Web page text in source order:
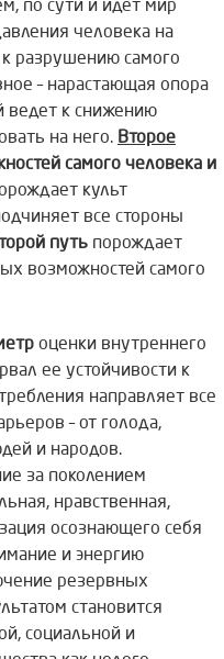
по сути и идет мир
человека на
к разрушению самого
– нарастающая опора
ведет к снижению
на него. Второе
самого человека и
культ
все стороны
путь порождает
возможностей самого
оценки внутреннего
ее устойчивости к
направляет все
– от голода,
и народов.
за поколением
нравственная,
осознающего себя
и энергию
резервных
становится
социальной и